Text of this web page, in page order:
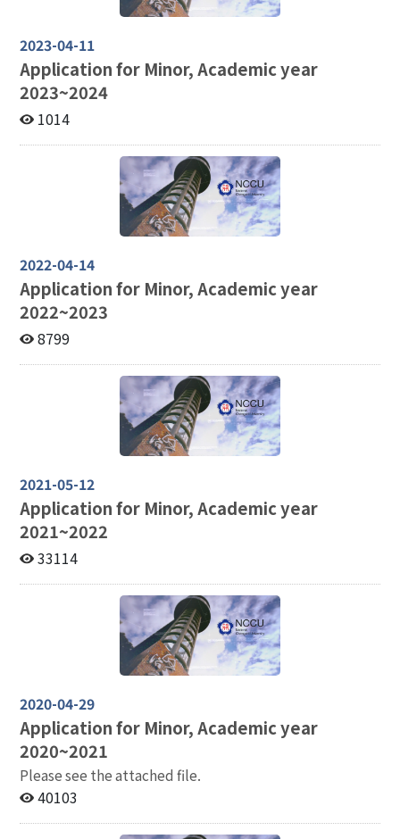
2023-04-11
Application for Minor, Academic year
2023~2024
1014
2022-04-14
Application for Minor, Academic year
2022~2023
8799
2021-05-12
Application for Minor, Academic year
2021~2022
33114
2020-04-29
Application for Minor, Academic year
2020~2021
Please see the attached file.
40103